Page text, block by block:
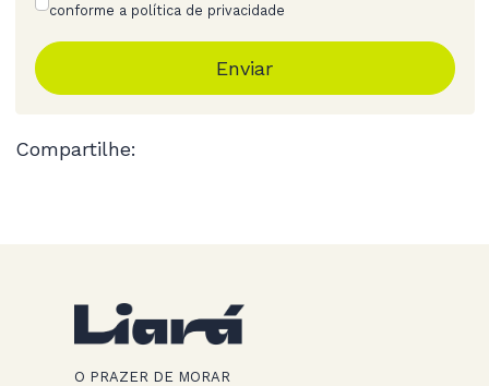
conforme a política de privacidade
Enviar
Compartilhe:
O PRAZER DE MORAR